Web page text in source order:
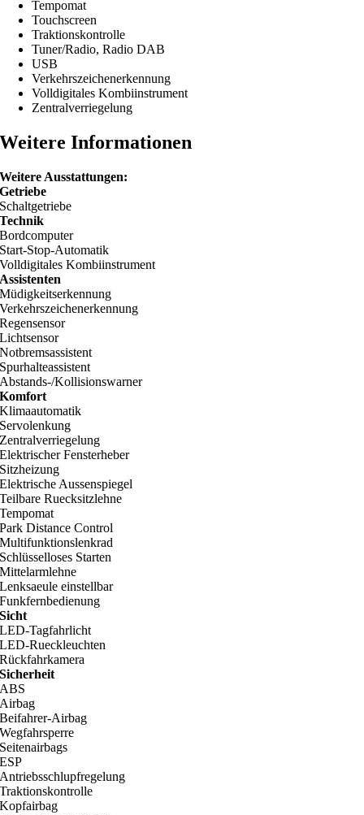
Tempomat
Touchscreen
Traktionskontrolle
Tuner/Radio, Radio DAB
USB
Verkehrszeichenerkennung
Volldigitales Kombiinstrument
Zentralverriegelung
Weitere Informationen
Weitere Ausstattungen:
Getriebe
Schaltgetriebe
Technik
Bordcomputer
Start-Stop-Automatik
Volldigitales Kombiinstrument
Assistenten
Müdigkeitserkennung
Verkehrszeichenerkennung
Regensensor
Lichtsensor
Notbremsassistent
Spurhalteassistent
Abstands-/Kollisionswarner
Komfort
Klimaautomatik
Servolenkung
Zentralverriegelung
Elektrischer Fensterheber
Sitzheizung
Elektrische Aussenspiegel
Teilbare Ruecksitzlehne
Tempomat
Park Distance Control
Multifunktionslenkrad
Schlüsselloses Starten
Mittelarmlehne
Lenksaeule einstellbar
Funkfernbedienung
Sicht
LED-Tagfahrlicht
LED-Rueckleuchten
Rückfahrkamera
Sicherheit
ABS
Airbag
Beifahrer-Airbag
Wegfahrsperre
Seitenairbags
ESP
Antriebsschlupfregelung
Traktionskontrolle
Kopfairbag